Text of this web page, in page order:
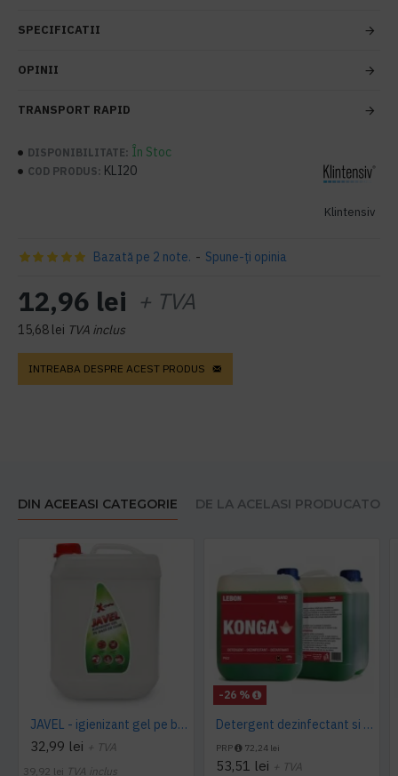
SPECIFICATII
OPINII
TRANSPORT RAPID
DISPONIBILITATE: În Stoc
COD PRODUS: KLI20
Klintensiv
Bazată pe 2 note. - Spune-ţi opinia
12,96 lei + TVA
15,68 lei TVA inclus
INTREABA DESPRE ACEST PRODUS
DIN ACEEASI CATEGORIE DE LA ACELASI PRODUCATOR
JAVEL - igienizant gel pe baza de clor 5 L AQAS
32,99 lei + TVA
39,92 lei TVA inclus
-26 %
Detergent dezinfectant si detartrant, Konga Hard, 5L -Aviz biocid
PRP 72,24 lei
53,51 lei + TVA